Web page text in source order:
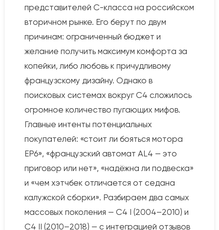
представителей C-класса на российском
вторичном рынке. Его берут по двум
причинам: ограниченный бюджет и
желание получить максимум комфорта за
копейки, либо любовь к причудливому
французскому дизайну. Однако в
поисковых системах вокруг C4 сложилось
огромное количество пугающих мифов.
Главные интенты потенциальных
покупателей: «стоит ли бояться мотора
EP6», «французский автомат AL4 — это
приговор или нет», «надёжна ли подвеска»
и «чем хэтчбек отличается от седана
калужской сборки». Разбираем два самых
массовых поколения — C4 I (2004–2010) и
C4 II (2010–2018) — с интеграцией отзывов